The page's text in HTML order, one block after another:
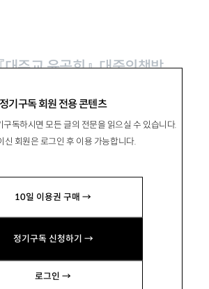
정기구독 회원 전용 콘텐츠
구독하시면 모든 글의 전문을 읽으실 수 있습니다.
신 회원은 로그인 후 이용 가능합니다.
10일 이용권 구매 →
정기구독 신청하기 →
로그인 →
대주교 윤공희』, 대중의책방
게 인간 존엄을 구하는가